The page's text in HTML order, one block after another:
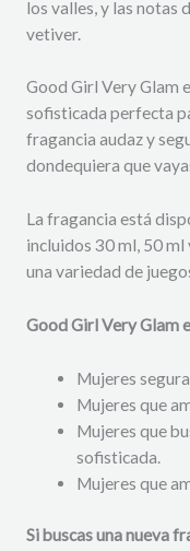
los valles, y las notas
vetiver.
Good Girl Very Glam
sofisticada perfecta
fragancia audaz y
dondequiera que
La fragancia está
incluidos 30 ml, 50
una variedad de
Good Girl Very Glam
Mujeres
Mujeres que
Mujeres que
sofisticada.
Mujeres que
Si buscas una nueva